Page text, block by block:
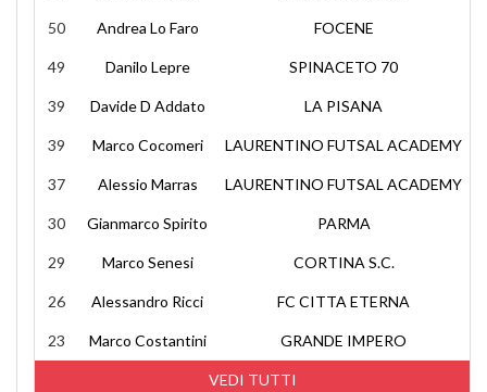
VEDI TUTTI
50 Andrea Lo Faro FOCENE
49 Danilo Lepre SPINACETO 70
39 Davide D Addato LA PISANA
39 Marco Cocomeri LAURENTINO FUTSAL ACADEMY
37 Alessio Marras LAURENTINO FUTSAL ACADEMY
30 Gianmarco Spirito PARMA
29 Marco Senesi CORTINA S.C.
26 Alessandro Ricci FC CITTA ETERNA
23 Marco Costantini GRANDE IMPERO